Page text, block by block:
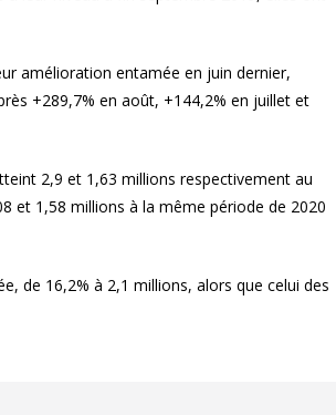
amélioration entamée en juin dernier,
+289,7% en août, +144,2% en juillet et
2,9 et 1,63 millions respectivement au
et 1,58 millions à la même période de 2020
de 16,2% à 2,1 millions, alors que celui des